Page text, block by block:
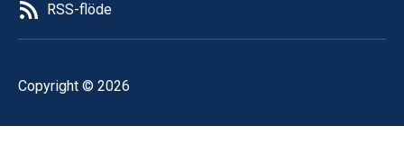
RSS-flöde
Copyright © 2026